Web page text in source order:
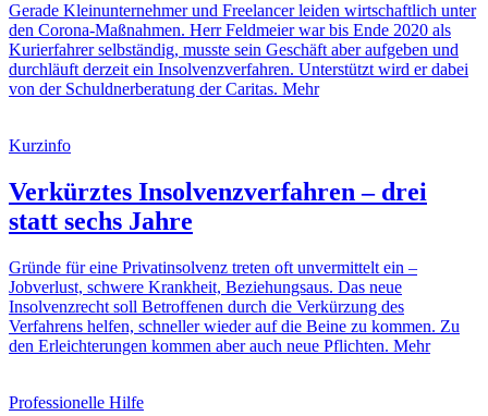
Gerade Kleinunternehmer und Freelancer leiden wirtschaftlich unter
den Corona-Maßnahmen. Herr Feldmeier war bis Ende 2020 als
Kurierfahrer selbständig, musste sein Geschäft aber aufgeben und
durchläuft derzeit ein Insolvenzverfahren. Unterstützt wird er dabei
von der Schuldnerberatung der Caritas. Mehr
Kurzinfo
Verkürztes Insolvenzverfahren – drei
statt sechs Jahre
Gründe für eine Privatinsolvenz treten oft unvermittelt ein –
Jobverlust, schwere Krankheit, Beziehungsaus. Das neue
Insolvenzrecht soll Betroffenen durch die Verkürzung des
Verfahrens helfen, schneller wieder auf die Beine zu kommen. Zu
den Erleichterungen kommen aber auch neue Pflichten. Mehr
Professionelle Hilfe